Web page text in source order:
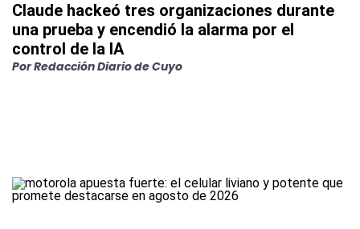
Claude hackeó tres organizaciones durante
una prueba y encendió la alarma por el
control de la IA
PorRedacción Diario de Cuyo